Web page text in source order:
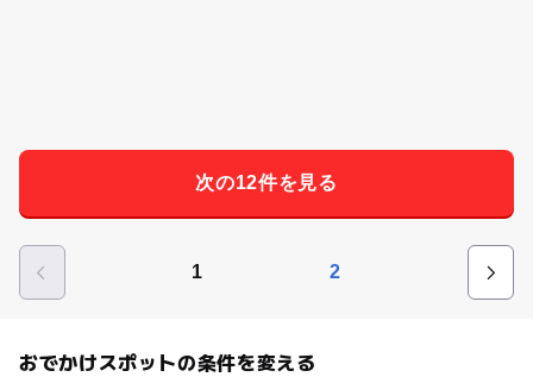
次の12件を見る
1 2
おでかけスポットの条件を変える